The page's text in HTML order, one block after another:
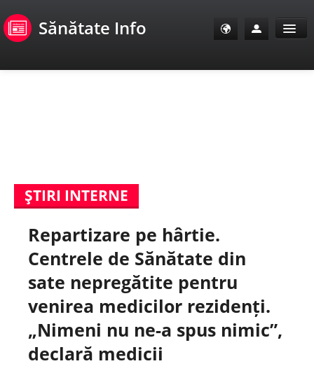
Sănătate Info
E-Sănătate Pacienți
E-Sănătate Medici
E-Sănătate Instituții
Tuberculoza Info
Spitale.MD
ŞTIRI INTERNE
Repartizare pe hârtie.
Centrele de Sănătate din
sate nepregătite pentru
venirea medicilor rezidenți.
„Nimeni nu ne-a spus nimic”,
declară medicii